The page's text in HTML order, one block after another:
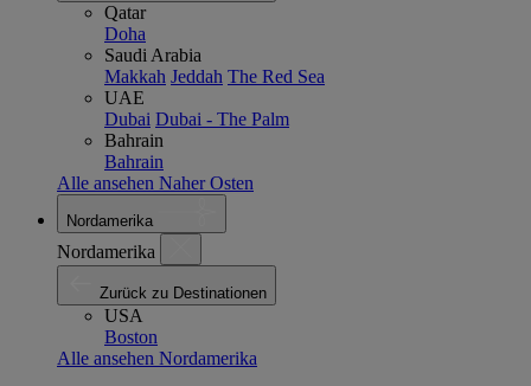
Qatar
Doha
Saudi Arabia
Makkah Jeddah The Red Sea
UAE
Dubai Dubai - The Palm
Bahrain
Bahrain
Alle ansehen Naher Osten
Nordamerika
Nordamerika
Zurück zu Destinationen
USA
Boston
Alle ansehen Nordamerika